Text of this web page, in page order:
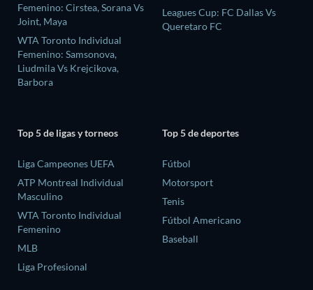
Femenino: Cirstea, Sorana Vs
Joint, Maya
WTA Toronto Individual
Femenino: Samsonova,
Liudmila Vs Krejcikova,
Barbora
Leagues Cup: FC Dallas Vs
Queretaro FC
Top 5 de ligas y torneos
Liga Campeones UEFA
ATP Montreal Individual
Masculino
WTA Toronto Individual
Femenino
MLB
Liga Profesional
Top 5 de deportes
Fútbol
Motorsport
Tenis
Fútbol Americano
Baseball